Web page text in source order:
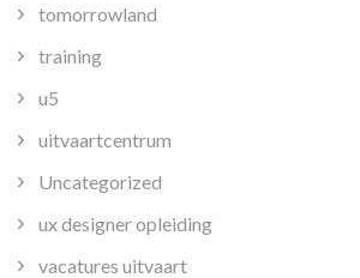
tomorrowland
training
u5
uitvaartcentrum
Uncategorized
ux designer opleiding
vacatures uitvaart